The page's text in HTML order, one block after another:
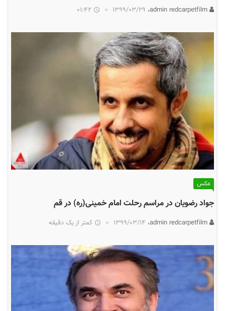
۱۳۹۹/۰۳/۲۹ 01:42
عکس
جواد رضویان در مراسم رحلت امام خمینی(ره) در قم
۱۳۹۹/۰۳/۱۴ کمتر از یک دقیقه